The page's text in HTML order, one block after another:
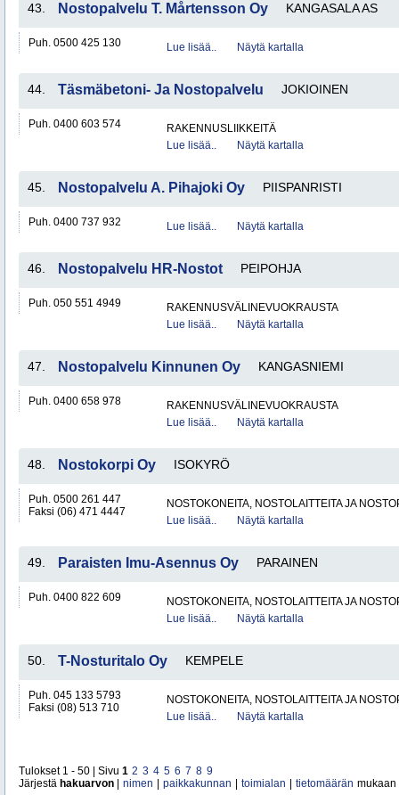
43. Nostopalvelu T. Mårtensson Oy KANGASALA AS
Puh. 0500 425 130 Lue lisää.. Näytä kartalla
44. Täsmäbetoni- Ja Nostopalvelu JOKIOINEN
Puh. 0400 603 574
RAKENNUSLIIKKEITÄ
Lue lisää..
Näytä kartalla
45. Nostopalvelu A. Pihajoki Oy PIISPANRISTI
Puh. 0400 737 932 Lue lisää.. Näytä kartalla
46. Nostopalvelu HR-Nostot PEIPOHJA
Puh. 050 551 4949
RAKENNUSVÄLINEVUOKRAUSTA
Lue lisää..
Näytä kartalla
47. Nostopalvelu Kinnunen Oy KANGASNIEMI
Puh. 0400 658 978
RAKENNUSVÄLINEVUOKRAUSTA
Lue lisää..
Näytä kartalla
48. Nostokorpi Oy ISOKYRÖ
Puh. 0500 261 447
Faksi (06) 471 4447
NOSTOKONEITA, NOSTOLAITTEITA JA
Lue lisää..
Näytä kartalla
49. Paraisten Imu-Asennus Oy PARAINEN
Puh. 0400 822 609
NOSTOKONEITA, NOSTOLAITTEITA JA
Lue lisää..
Näytä kartalla
50. T-Nosturitalo Oy KEMPELE
Puh. 045 133 5793
Faksi (08) 513 710
NOSTOKONEITA, NOSTOLAITTEITA JA
Lue lisää..
Näytä kartalla
Tulokset 1 - 50 | Sivu 1 2 3 4 5 6 7 8 9
Järjestä hakuarvon nimen paikkakunnan toimialan tietomäärän mukaan